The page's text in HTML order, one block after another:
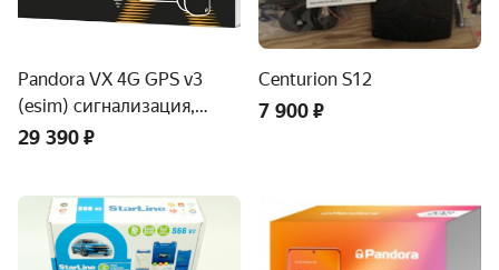
Pandora VX 4G GPS v3
(esim) сигнализация,
установка
29 390 ₽
Centurion S12
7 900 ₽